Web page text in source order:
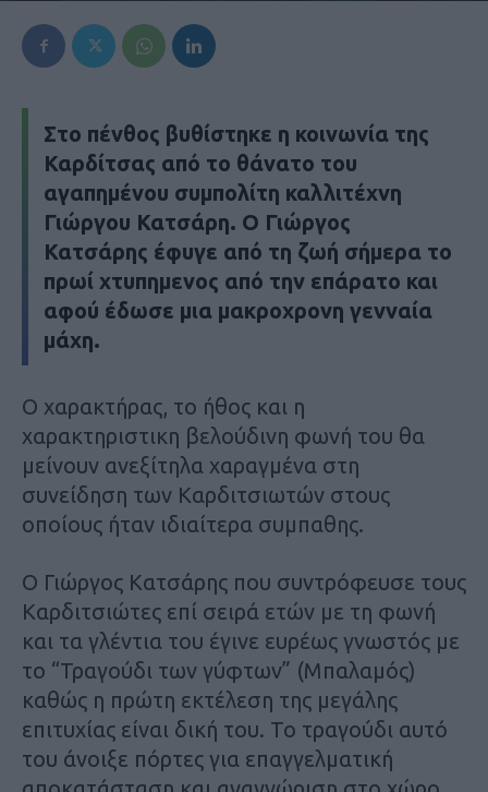
Στο πένθος βυθίστηκε η κοινωνία της
Καρδίτσας από το θάνατο του
αγαπημένου συμπολίτη καλλιτέχνη
Γιώργου Κατσάρη. Ο Γιώργος
Κατσάρης έφυγε από τη ζωή σήμερα το
πρωί χτυπημενος από την επάρατο και
αφού έδωσε μια μακροχρονη γενναία
μάχη.
Ο χαρακτήρας, το ήθος και η
χαρακτηριστικη βελούδινη φωνή του θα
μείνουν ανεξίτηλα χαραγμένα στη
συνείδηση των Καρδιτσιωτών στους
οποίους ήταν ιδιαίτερα συμπαθης.
Ο Γιώργος Κατσάρης που συντρόφευσε τους
Καρδιτσιώτες επί σειρά ετών με τη φωνή
και τα γλέντια του έγινε ευρέως γνωστός με
το “Τραγούδι των γύφτων” (Μπαλαμός)
καθώς η πρώτη εκτέλεση της μεγάλης
επιτυχίας είναι δική του. Το τραγούδι αυτό
του άνοιξε πόρτες για επαγγελματική